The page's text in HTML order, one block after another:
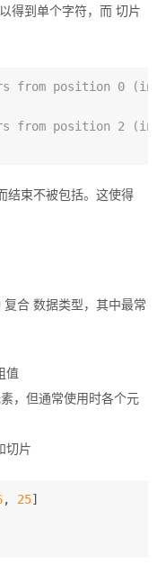
得到单个字符，而 切片
from position 0
from position 2
结束不被包括。这使得
合 数据类型，其中最常
值
，但通常使用时各个元
切片
, 25]